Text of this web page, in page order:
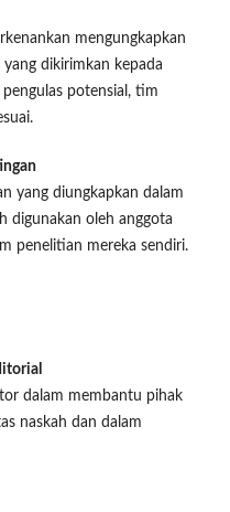
mengungkapkan
dikirimkan kepada
potensial, tim
yang diungkapkan dalam
digunakan oleh anggota
penelitian mereka sendiri.
dalam membantu pihak
naskah dan dalam